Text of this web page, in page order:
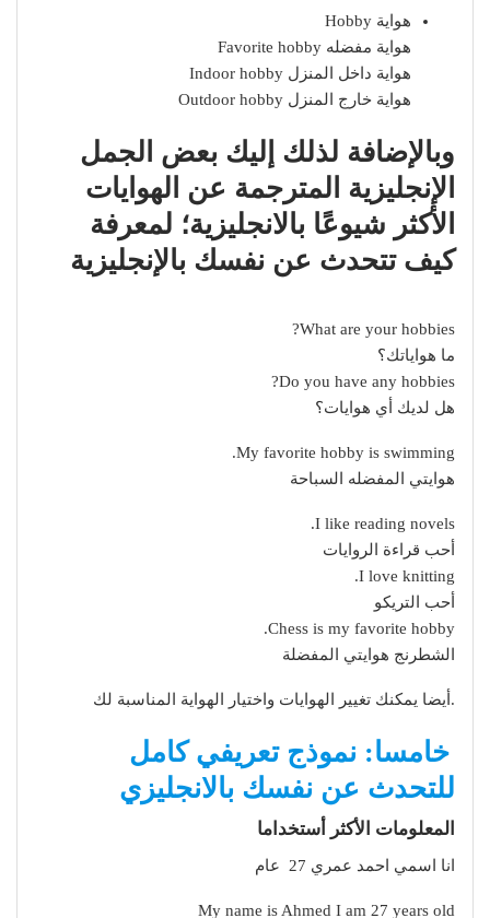
هواية Hobby
هواية مفضله Favorite hobby
هواية داخل المنزل Indoor hobby
هواية خارج المنزل Outdoor hobby
وبالإضافة لذلك إليك بعض الجمل
الإنجليزية المترجمة عن الهوايات
الأكثر شيوعًا بالانجليزية؛ لمعرفة
كيف تتحدث عن نفسك بالإنجليزية
What are your hobbies?
ما هواياتك؟
Do you have any hobbies?
هل لديك أي هوايات؟
My favorite hobby is swimming.
هوايتي المفضله السباحة
I like reading novels.
أحب قراءة الروايات
I love knitting.
أحب التريكو
Chess is my favorite hobby.
الشطرنج هوايتي المفضلة
.أيضا يمكنك تغيير الهوايات واختيار الهواية المناسبة لك
خامسا: نموذج تعريفي كامل
للتحدث عن نفسك بالانجليزي
المعلومات الأكثر أستخداما
انا اسمي احمد عمري 27 عام
My name is Ahmed I am 27 years old